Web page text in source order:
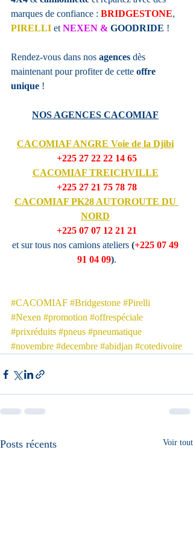
marques de confiance : BRIDGESTONE,
PIRELLI et NEXEN & GOODRIDE !
Rendez-vous dans nos agences dès
maintenant pour profiter de cette offre
unique !
NOS AGENCES CACOMIAF
CACOMIAF ANGRE Voie de la Djibi
+225 27 22 22 14 65
CACOMIAF TREICHVILLE
+225 27 21 75 78 78
CACOMIAF PK28 AUTOROUTE DU
NORD
+225 07 07 12 21 21
et sur tous nos camions ateliers (+225 07 49
91 04 09).
#CACOMIAF #Bridgestone #Pirelli
#Nexen #promotion #offrespéciale
#prixréduits #pneus #pneumatique
#novembre #decembre #abidjan #cotedivoire
Posts récents Voir tout